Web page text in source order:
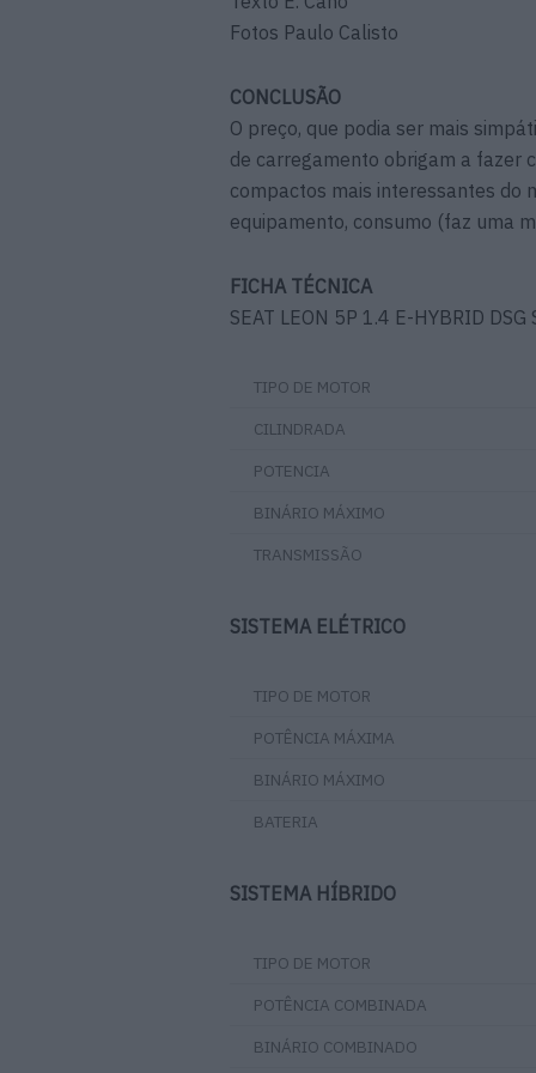
Fotos Paulo Calisto
CONCLUSÃO
O preço, que podia ser mais
de carregamento obrigam a fazer
compactos mais interessantes do
equipamento, consumo (faz uma
FICHA TÉCNICA
SEAT LEON 5P 1.4 E-HYBRID DSG
TIPO DE MOTOR
CILINDRADA
POTENCIA
BINÁRIO MÁXIMO
TRANSMISSÃO
SISTEMA ELÉTRICO
TIPO DE MOTOR
POTÊNCIA MÁXIMA
BINÁRIO MÁXIMO
BATERIA
SISTEMA HÍBRIDO
TIPO DE MOTOR
POTÊNCIA COMBINADA
BINÁRIO COMBINADO